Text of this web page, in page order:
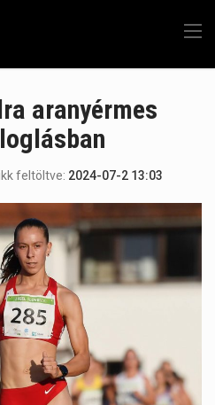
aranyérmes
feltöltve: 2024-07-2 13:03